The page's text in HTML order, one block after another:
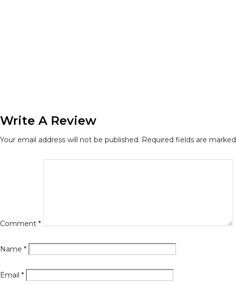
Write A Review
Your email address will not be published. Required fields are marked
Comment *
Name *
Email *